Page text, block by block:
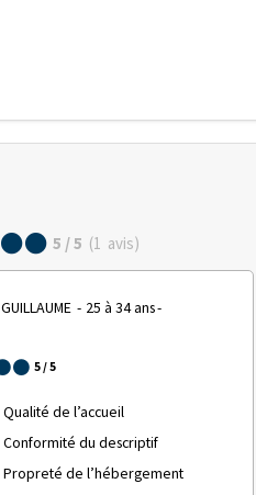
5 / 5 (1 avis)
GUILLAUME
25 à 34 ans
5/ 5
Qualité de l’accueil
Conformité du descriptif
Propreté de l’hébergement